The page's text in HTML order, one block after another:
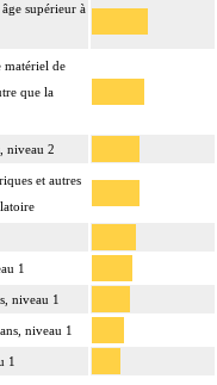
supérieur à
matériel de
que la
niveau 2
et autres
1
niveau 1
niveau 1
1